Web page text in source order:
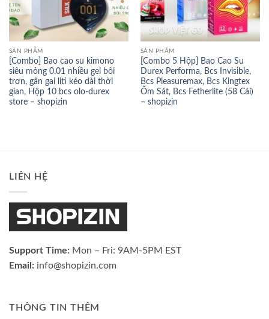
SẢN PHẨM
[Combo] Bao cao su kimono
siêu mỏng 0.01 nhiều gel bôi
trơn, gân gai liti kéo dài thời
gian, Hộp 10 bcs olo-durex
store – shopizin
SẢN PHẨM
[Combo 5 Hộp] Bao Cao Su
Durex Performa, Bcs Invisible,
Bcs Pleasuremax, Bcs Kingtex
Ôm Sát, Bcs Fetherlite (58 Cái)
– shopizin
LIÊN HỆ
Support Time: Mon – Fri: 9AM-5PM EST
Email: info@shopizin.com
THÔNG TIN THÊM